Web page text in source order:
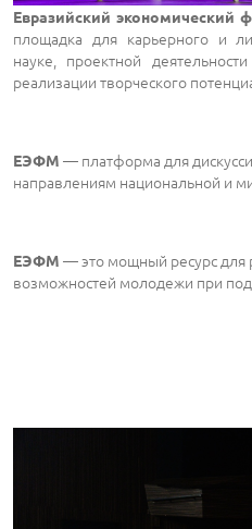
Евразийский экономический
площадка для карьерного и
науке, проектной
реализации творческого
ЕЭФМ — платформа для
направлениям национальной и
ЕЭФМ — это мощный ресурс для
возможностей молодежи при